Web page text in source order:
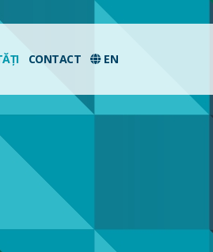
CONTACT EN